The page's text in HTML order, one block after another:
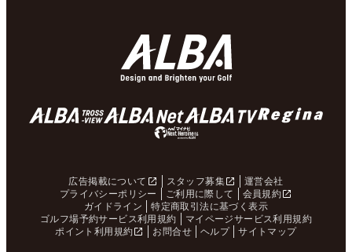
広告掲載について スタッフ募集
運営会社
プライバシーポリシー
ご利用に際して
会員規約
ガイドライン
特定商取引法に基づく表示
ゴルフ場予約サービス利用規約
マイページサービス利用規約
ポイント利用規約
お問合せ ヘルプ サイトマップ